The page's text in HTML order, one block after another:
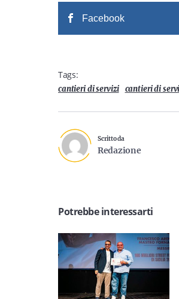
Facebook
Tags:
cantieri di servizi cantieri di
Scritto da
Redazione
Potrebbe interessarti